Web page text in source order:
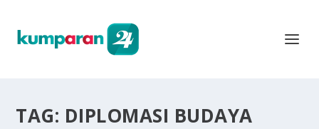
TAG: DIPLOMASI BUDAYA